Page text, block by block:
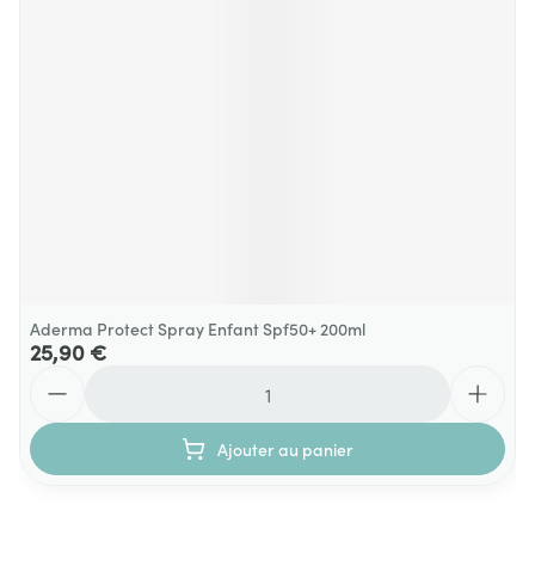
Aderma Protect Spray Enfant Spf50+ 200ml
25,90 €
Ajouter au panier